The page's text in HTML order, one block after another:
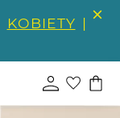
KOBIETY |